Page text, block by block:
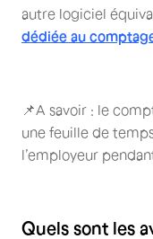
autre logiciel
dédiée au
📌A savoir : le
une feuille de
l’employeur
Quels sont les